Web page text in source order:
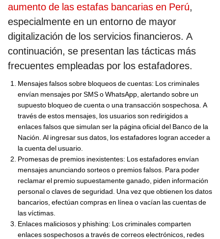
aumento de las estafas bancarias en Perú,
especialmente en un entorno de mayor
digitalización de los servicios financieros. A
continuación, se presentan las tácticas más
frecuentes empleadas por los estafadores.
Mensajes falsos sobre bloqueos de cuentas: Los criminales
envían mensajes por SMS o WhatsApp, alertando sobre un
supuesto bloqueo de cuenta o una transacción sospechosa. A
través de estos mensajes, los usuarios son redirigidos a
enlaces falsos que simulan ser la página oficial del Banco de la
Nación. Al ingresar sus datos, los estafadores logran acceder a
la cuenta del usuario.
Promesas de premios inexistentes: Los estafadores envían
mensajes anunciando sorteos o premios falsos. Para poder
reclamar el premio supuestamente ganado, piden información
personal o claves de seguridad. Una vez que obtienen los datos
bancarios, efectúan compras en línea o vacían las cuentas de
las víctimas.
Enlaces maliciosos y phishing: Los criminales comparten
enlaces sospechosos a través de correos electrónicos, redes